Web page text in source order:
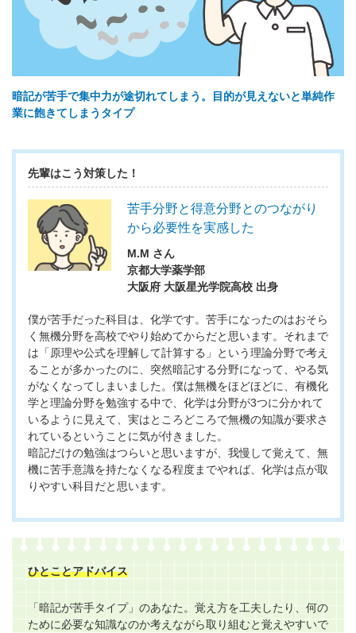
暗記が苦手で集中力が途切れてしまう。目的が見えないと単純作
業に飽きてしまうタイプ
先輩はこう対策した！
苦手分野と得意分野とのつながり
から必要性を実感した
M.M さん
京都大学薬学部
大阪府 大阪星光学院高校 出身
僕が苦手だった科目は、化学です。苦手になったのはおそら
く無機分野を高校でやり始めてからだと思います。それまで
は「原理や公式を理解して計算する」という理論分野で考え
ることが多かったのに、突然暗記する分野になって、やる気
がなくなってしまいました。僕は無機をほどほどに、有機化
学と理論分野を勉強する中で、化学は分野が3つに分かれて
いるように見えて、実はところどころで無機の知識が要求さ
れているということに気が付きました。
暗記だけの勉強はつらいと思いますが、我慢して覚えて、無
機に苦手意識を持たなくなる程度までやれば、化学は点が取
りやすい科目だと思います。
ひとことアドバイス
「暗記が苦手タイプ」のあなた。覚え方を工夫したり、何の
ために必要な知識なのか考えながら取り組むと覚えやすいで